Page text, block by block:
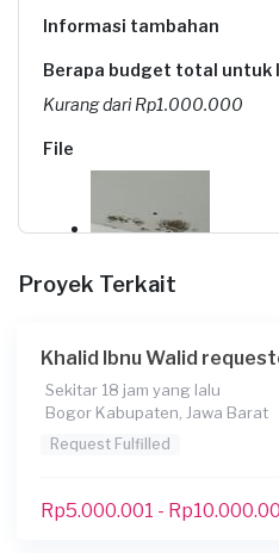
Informasi tambahan
Berapa budget total untuk
Kurang dari Rp1.000.000
File
Proyek Terkait
Khalid Ibnu Walid
Sekitar 18 jam yang lalu
Bogor Kabupaten, Jawa Barat
Request Fulfilled
Rp5.000.001 -